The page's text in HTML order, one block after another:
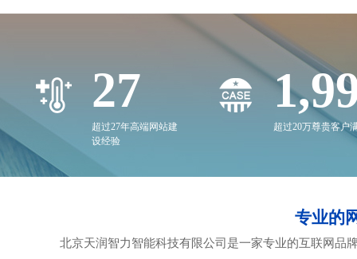
27
超过27年高端网站建
设经验
超过20万尊贵客户
专业的
北京天润智力智能科技有限公司是一家专业的互联网品